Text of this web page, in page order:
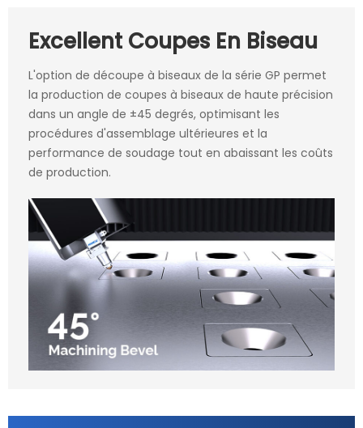
Excellent Coupes En Biseau
L'option de découpe à biseaux de la série GP permet
la production de coupes à biseaux de haute précision
dans un angle de ±45 degrés, optimisant les
procédures d'assemblage ultérieures et la
performance de soudage tout en abaissant les coûts
de production.